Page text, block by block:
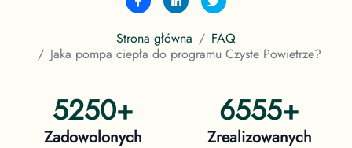
Strona główna
FAQ
Jaka pompa ciepła do programu Czyste Powietrze?
5250+
Zadowolonych
6555+
Zrealizowanych